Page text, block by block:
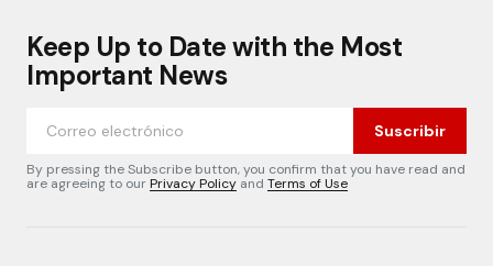
Keep Up to Date with the Most
Important News
Suscribir
By pressing the Subscribe button, you confirm that you have read and
are agreeing to ourPrivacy Policy and Terms of Use